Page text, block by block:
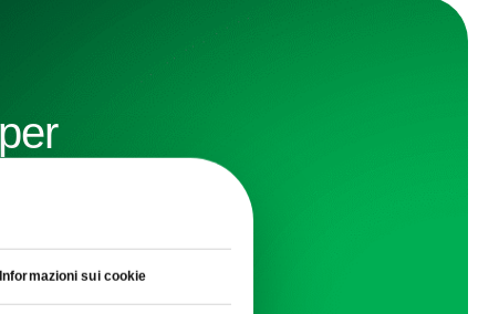
Informazioni sui cookie